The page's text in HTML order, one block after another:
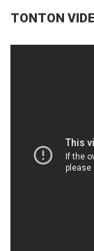
TONTON